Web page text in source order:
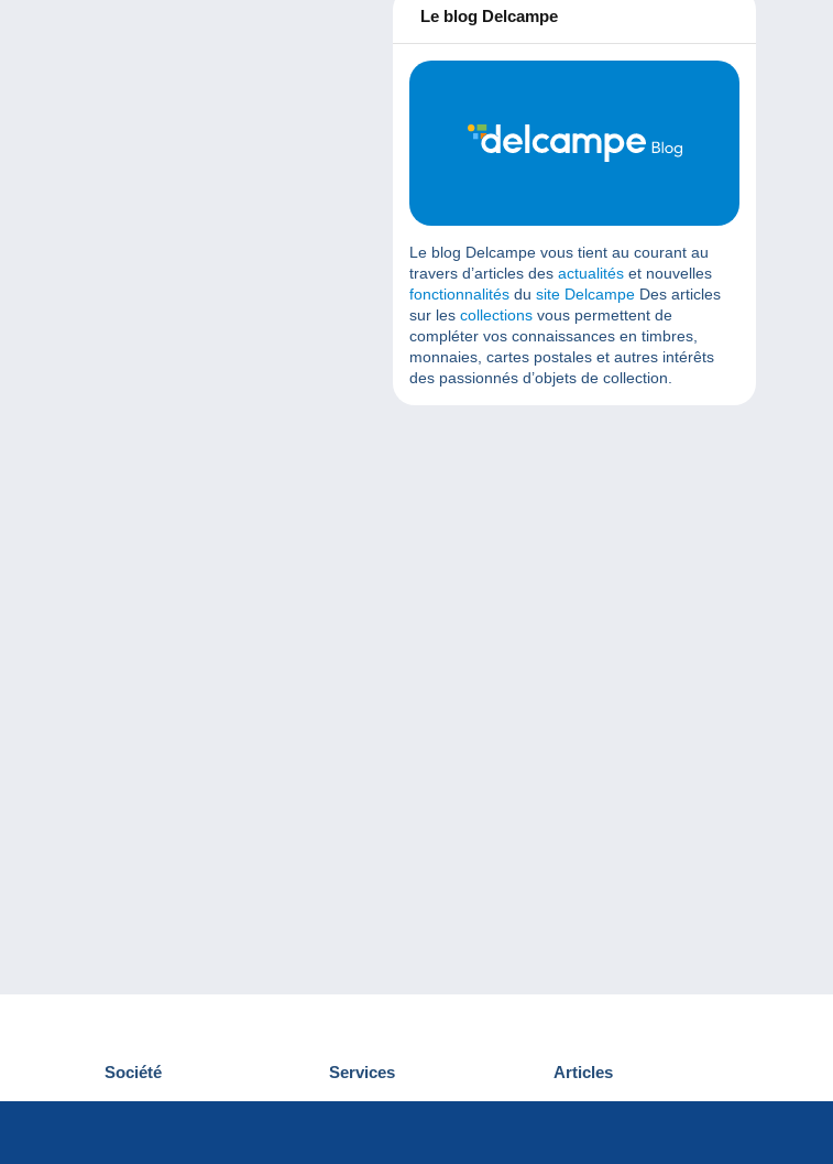
Le blog Delcampe
Le blog Delcampe vous tient au courant au
travers d’articles des actualités et nouvelles
fonctionnalités du site Delcampe Des articles
sur les collections vous permettent de
compléter vos connaissances en timbres,
monnaies, cartes postales et autres intérêts
des passionnés d’objets de collection.
Société
Qui sommes-nous
Services
Découvrir Delcampe
Articles